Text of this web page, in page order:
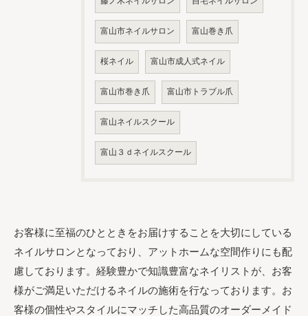
富山市ネイルサロン 富山巻き爪
桜ネイル 富山市成人式ネイル
富山市巻き爪 富山市トラブル爪
富山ネイルスクール
富山３ｄネイルスクール
お客様に至福のひとときをお届けすることを大切にしている
ネイルサロンとなっており、アットホームな空間作りにも配
慮しております。経験豊かで知識豊富なネイリストが、お客
様がご満足いただけるネイルの施術を行なっております。お
客様の個性やスタイルにマッチした高品質のオーダーメイド